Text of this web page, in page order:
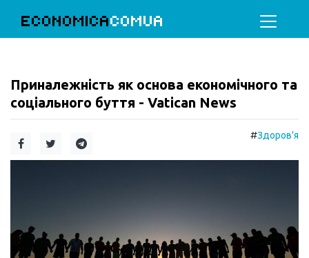
ECONOMICACOMUA
Приналежність як основа економічного та
соціального буття - Vatican News
#Здоров'я